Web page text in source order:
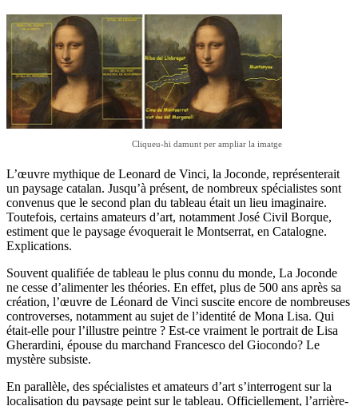
Cliqueu-hi damunt per ampliar la imatge
L’œuvre mythique de Leonard de Vinci, la Joconde, représenterait
un paysage catalan. Jusqu’à présent, de nombreux spécialistes sont
convenus que le second plan du tableau était un lieu imaginaire.
Toutefois, certains amateurs d’art, notamment José Civil Borque,
estiment que le paysage évoquerait le Montserrat, en Catalogne.
Explications.
Souvent qualifiée de tableau le plus connu du monde, La Joconde
ne cesse d’alimenter les théories. En effet, plus de 500 ans après sa
création, l’œuvre de Léonard de Vinci suscite encore de nombreuses
controverses, notamment au sujet de l’identité de Mona Lisa. Qui
était-elle pour l’illustre peintre ? Est-ce vraiment le portrait de Lisa
Gherardini, épouse du marchand Francesco del Giocondo? Le
mystère subsiste.
En parallèle, des spécialistes et amateurs d’art s’interrogent sur la
localisation du paysage peint sur le tableau. Officiellement, l’arrière-